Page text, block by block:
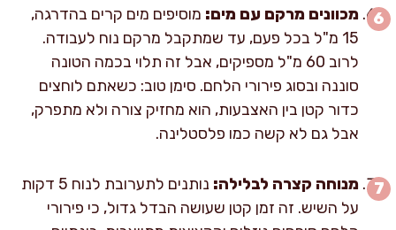
מכוונים מרקם עם מים: מוסיפים מים קרים בהדרגה,
15 מ"ל בכל פעם, עד שמתקבל מרקם נוח לעבודה.
לרוב 60 מ"ל מספיקים, אבל זה תלוי בכמה הטונה
סוננה ובסוג פירורי הלחם. סימן טוב: כשאתם לוחצים
כדור קטן בין האצבעות, הוא מחזיק צורה ולא מתפרק,
אבל גם לא קשה כמו פלסטלינה.
מנוחה קצרה לבלילה:
נותנים לתערובת לנוח 5 דקות
על השיש. זה זמן קטן שעושה הבדל גדול, כי פירורי